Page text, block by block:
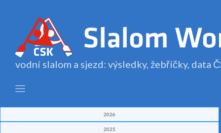
vodní slalom a sjezd: výsledky, žebříčky, data
2026
2025